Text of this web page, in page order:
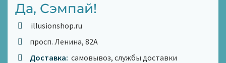
Да, Сэмпай!
illusionshop.ru
просп. Ленина, 82А
Доставка: самовывоз, службы доставки